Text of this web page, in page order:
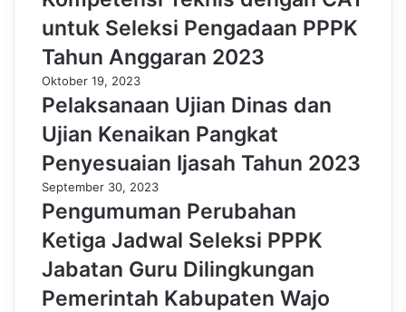
untuk Seleksi Pengadaan PPPK
Tahun Anggaran 2023
Oktober 19, 2023
Pelaksanaan Ujian Dinas dan
Ujian Kenaikan Pangkat
Penyesuaian Ijasah Tahun 2023
September 30, 2023
Pengumuman Perubahan
Ketiga Jadwal Seleksi PPPK
Jabatan Guru Dilingkungan
Pemerintah Kabupaten Wajo